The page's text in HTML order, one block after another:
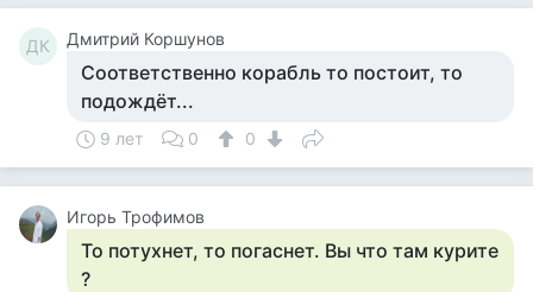
ДК Дмитрий Коршунов
Соответственно корабль то постоит, то
подождёт...
9 лет 0 0
Игорь Трофимов
То потухнет, то погаснет. Вы что там курите
?